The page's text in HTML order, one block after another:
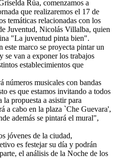
Rúa, comenzamos a
que realizaremos el 17 de
temáticas relacionadas con los
Juventud, Nicolás Villalba, quien
"La juventud pinta bien".
este marco se proyecta pintar un
se van a exponer los trabajos
establecimientos que
números musicales con bandas
es que estamos invitando a todos
la propuesta a asistir para
a cabo en la plaza `Che Guevara',
además se pintará el mural",
jóvenes de la ciudad,
es festejar su día y podrán
el análisis de la Noche de los